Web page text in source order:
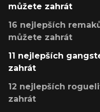
můžete zahrát
16 nejlepších
můžete zahrát
11 nejlepších
zahrát
12 nejlepších
zahrát